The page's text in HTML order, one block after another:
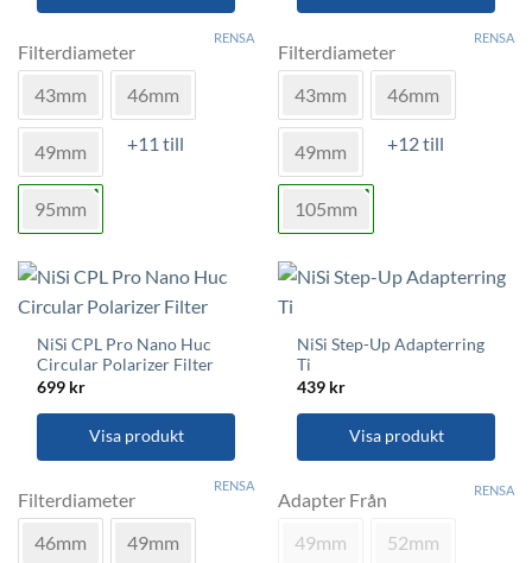
här
produkten
har
flera
varianter.
De
olika
väljas
på
Filterdiameter
43mm
46mm
49mm +11 till
95mm
RENSA
här
produkten
har
flera
varianter.
De
olika
väljas
Filterdiameter
43mm
46mm
49mm +12 till
105mm
RENSA
NiSi CPL Pro Nano Huc
Circular Polarizer Filter
699 kr
Visa produkt
här
produkten
har
Filterdiameter
46mm
49mm
RENSA
NiSi Step-Up Adapterring
Ti
439 kr
Visa produkt
här
har
Adapter Från
49mm
52mm
RENSA